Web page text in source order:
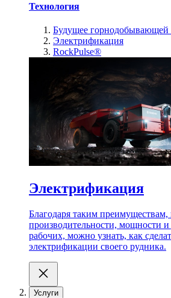
Технология
Будущее
Электрификация
RockPulse®
Электрификация
Благодаря таким
производительности, мощности
рабочих, можно узнать, как
электрификации своего рудника.
Услуги